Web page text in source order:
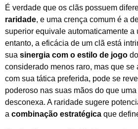
É verdade que os clãs possuem
raridade, e uma crença comum é a
superior equivale automaticamente a
entanto, a eficácia de um clã está
sua sinergia com o estilo de jogo
considerado menos raro, mas que se
com sua tática preferida, pode se
poderoso nas suas mãos do que
desconexa. A raridade sugere
a combinação estratégica que